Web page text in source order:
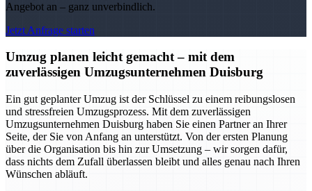
Angebot an – ganz unverbindlich.
Jetzt Anfrage starten
Umzug planen leicht gemacht – mit dem
zuverlässigen Umzugsunternehmen Duisburg
Ein gut geplanter Umzug ist der Schlüssel zu einem reibungslosen
und stressfreien Umzugsprozess. Mit dem zuverlässigen
Umzugsunternehmen Duisburg haben Sie einen Partner an Ihrer
Seite, der Sie von Anfang an unterstützt. Von der ersten Planung
über die Organisation bis hin zur Umsetzung – wir sorgen dafür,
dass nichts dem Zufall überlassen bleibt und alles genau nach Ihren
Wünschen abläuft.